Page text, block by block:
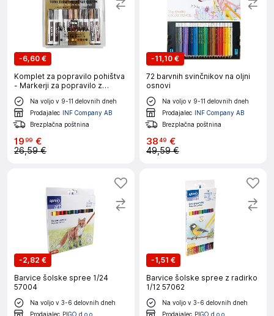
-6,60 €
Komplet za popravilo pohištva
- Markerji za popravilo z
voščenimi barvicami in šilčkom
10 barvNa voljo v 9-11 delovnih dneh
Prodajalec INF Company AB
Brezplačna poštnina
1999 €
26,59 €
-11,10 €
72 barvnih svinčnikov na oljni
osnovi
Na voljo v 9-11 delovnih dneh
Prodajalec INF Company AB
Brezplačna poštnina
3849 €
49,59 €
-2,82 €
Barvice šolske spree 1/24
57004
Na voljo v 3-6 delovnih dneh
Prodajalec PIGO d.o.o.
-1,51 €
Barvice šolske spree z radirko
1/12 57062
Na voljo v 3-6 delovnih dneh
Prodajalec PIGO d.o.o.